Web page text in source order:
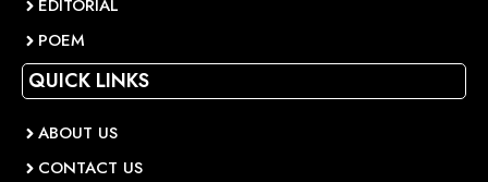
EDITORIAL
POEM
QUICK LINKS
ABOUT US
CONTACT US